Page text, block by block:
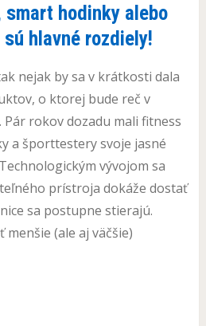
hodinky alebo
hlavné rozdiely!
nejak by sa v krátkosti dala
o ktorej bude reč v
Pár rokov dozadu mali fitness
a športtestery svoje jasné
vývojom sa
prístroja dokáže dostať
sa postupne stierajú.
menšie (ale aj väčšie)